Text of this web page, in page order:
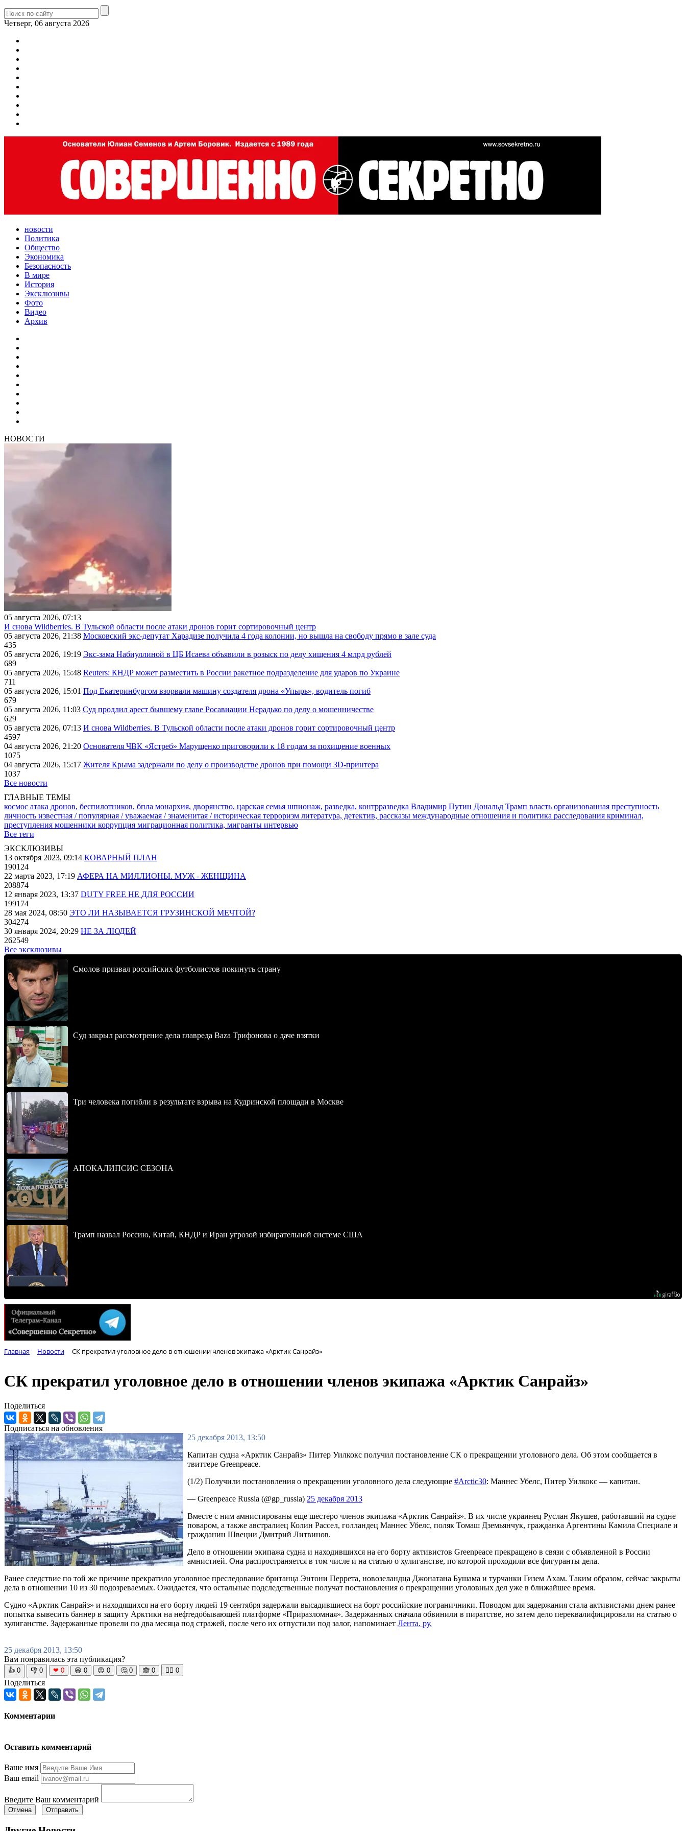
Четверг, 06 августа 2026
новости
Политика
Общество
Экономика
Безопасность
В мире
История
Эксклюзивы
Фото
Видео
Архив
НОВОСТИ
05 августа 2026, 07:13
И снова Wildberries. В Тульской области после атаки дронов горит сортировочный центр
05 августа 2026, 21:38 Московский экс-депутат Харадизе получила 4 года колонии, но вышла на свободу прямо в зале суда
435
05 августа 2026, 19:19 Экс-зама Набиуллиной в ЦБ Исаева объявили в розыск по делу хищения 4 млрд рублей
689
05 августа 2026, 15:48 Reuters: КНДР может разместить в России ракетное подразделение для ударов по Украине
711
05 августа 2026, 15:01 Под Екатеринбургом взорвали машину создателя дрона «Упырь», водитель погиб
679
05 августа 2026, 11:03 Суд продлил арест бывшему главе Росавиации Нерадько по делу о мошенничестве
629
05 августа 2026, 07:13 И снова Wildberries. В Тульской области после атаки дронов горит сортировочный центр
4597
04 августа 2026, 21:20 Основателя ЧВК «Ястреб» Марущенко приговорили к 18 годам за похищение военных
1075
04 августа 2026, 15:17 Жителя Крыма задержали по делу о производстве дронов при помощи 3D‑принтера
1037
Все новости
ГЛАВНЫЕ ТЕМЫ
космос атака дронов, беспилотников, бпла монархия, дворянство, царская семья шпионаж, разведка, контрразведка Владимир Путин Дональд Трамп власть организованная преступность
личность известная / популярная / уважаемая / знаменитая / историческая терроризм литература, детектив, рассказы международные отношения и политика расследования криминал,
преступления мошенники коррупция миграционная политика, мигранты интервью
Все теги
ЭКСКЛЮЗИВЫ
13 октября 2023, 09:14 КОВАРНЫЙ ПЛАН
190124
22 марта 2023, 17:19 АФЕРА НА МИЛЛИОНЫ. МУЖ - ЖЕНЩИНА
208874
12 января 2023, 13:37 DUTY FREE НЕ ДЛЯ РОССИИ
199174
28 мая 2024, 08:50 ЭТО ЛИ НАЗЫВАЕТСЯ ГРУЗИНСКОЙ МЕЧТОЙ?
304274
30 января 2024, 20:29 НЕ ЗА ЛЮДЕЙ
262549
Все эксклюзивы
Смолов призвал российских футболистов покинуть страну
Суд закрыл рассмотрение дела главреда Baza Трифонова о даче взятки
Три человека погибли в результате взрыва на Кудринской площади в Москве
АПОКАЛИПСИС СЕЗОНА
Трамп назвал Россию, Китай, КНДР и Иран угрозой избирательной системе США
Главная Новости СК прекратил уголовное дело в отношении членов экипажа «Арктик Санрайз»
СК прекратил уголовное дело в отношении членов экипажа «Арктик Санрайз»
Поделиться
Подписаться на обновления
25 декабря 2013, 13:50
Капитан судна «Арктик Санрайз» Питер Уилкокс получил постановление СК о прекращении уголовного дела. Об этом сообщается в
твиттере Greenpeace.
(1/2) Получили постановления о прекращении уголовного дела следующие #Arctic30: Маннес Убелс, Питер Уилкокс — капитан.
— Greenpeace Russia (@gp_russia) 25 декабря 2013
Вместе с ним амнистированы еще шестеро членов экипажа «Арктик Санрайз». В их числе украинец Руслан Якушев, работавший на судне
поваром, а также австралиец Колин Рассел, голландец Маннес Убелс, поляк Томаш Дземьянчук, гражданка Аргентины Камила Специале и
гражданин Швеции Дмитрий Литвинов.
Дело в отношении экипажа судна и находившихся на его борту активистов Greenpeace прекращено в связи с объявленной в России
амнистией. Она распространяется в том числе и на статью о хулиганстве, по которой проходили все фигуранты дела.
Ранее следствие по той же причине прекратило уголовное преследование британца Энтони Перрета, новозеландца Джонатана Бушама и турчанки Гизем Ахам. Таким образом, сейчас закрыты
дела в отношении 10 из 30 подозреваемых. Ожидается, что остальные подследственные получат постановления о прекращении уголовных дел уже в ближайшее время.
Судно «Арктик Санрайз» и находящихся на его борту людей 19 сентября задержали высадившиеся на борт российские пограничники. Поводом для задержания стала активистами днем ранее
попытка вывесить баннер в защиту Арктики на нефтедобывающей платформе «Приразломная». Задержанных сначала обвинили в пиратстве, но затем дело переквалифицировали на статью о
хулиганстве. Задержанные провели по два месяца под стражей, после чего их отпустили под залог, напоминает Лента. ру.
25 декабря 2013, 13:50
Вам понравилась эта публикация?
👍 0 👎 0 ❤ 0 😆 0 😡 0 🤔 0 🙈 0 🧘‍♀️ 0
Поделиться
Комментарии
Оставить комментарий
Ваше имя
Ваш email
Введите Ваш комментарий
Отмена Отправить